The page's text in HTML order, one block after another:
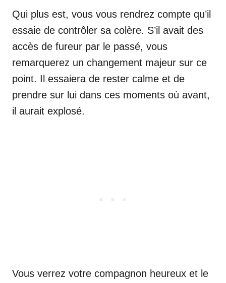
Qui plus est, vous vous rendrez compte qu’il
essaie de contrôler sa colère. S’il avait des
accès de fureur par le passé, vous
remarquerez un changement majeur sur ce
point. Il essaiera de rester calme et de
prendre sur lui dans ces moments où avant,
il aurait explosé.
Vous verrez votre compagnon heureux et le